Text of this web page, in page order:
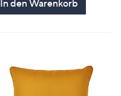
In den Warenkorb